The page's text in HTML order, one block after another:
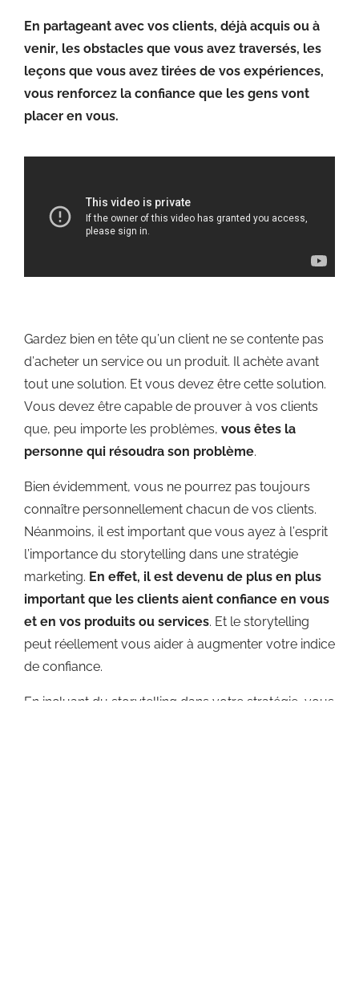
En partageant avec vos clients, déjà acquis ou à
venir, les obstacles que vous avez traversés, les
leçons que vous avez tirées de vos expériences,
vous renforcez la confiance que les gens vont
placer en vous.
Gardez bien en tête qu’un client ne se contente pas
d’acheter un service ou un produit. Il achète avant
tout une solution. Et vous devez être cette solution.
Vous devez être capable de prouver à vos clients
que, peu importe les problèmes, vous êtes la
personne qui résoudra son problème.
Bien évidemment, vous ne pourrez pas toujours
connaître personnellement chacun de vos clients.
Néanmoins, il est important que vous ayez à l’esprit
l’importance du storytelling dans une stratégie
marketing. En effet, il est devenu de plus en plus
important que les clients aient confiance en vous
et en vos produits ou services. Et le storytelling
peut réellement vous aider à augmenter votre indice
de confiance.
En incluant du storytelling dans votre stratégie, vous